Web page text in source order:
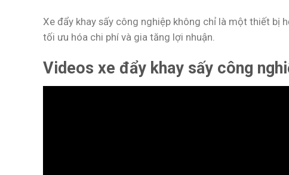
Xe đẩy khay sấy công nghiệp không chỉ là một thiết bị
tối ưu hóa chi phí và gia tăng lợi nhuận.
Videos xe đẩy khay sấy công